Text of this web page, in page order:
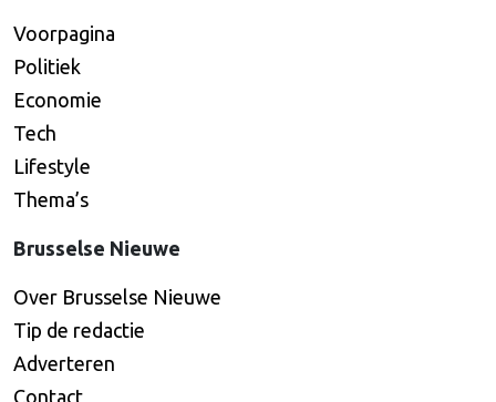
Voorpagina
Politiek
Economie
Tech
Lifestyle
Thema’s
Brusselse Nieuwe
Over Brusselse Nieuwe
Tip de redactie
Adverteren
Contact